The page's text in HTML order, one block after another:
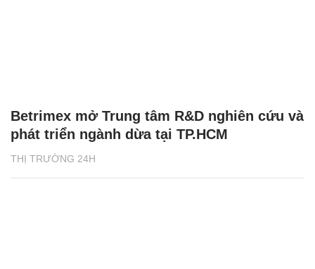
THỊ TRƯỜNG 24H
Betrimex mở Trung tâm R&D nghiên cứu và
phát triển ngành dừa tại TP.HCM